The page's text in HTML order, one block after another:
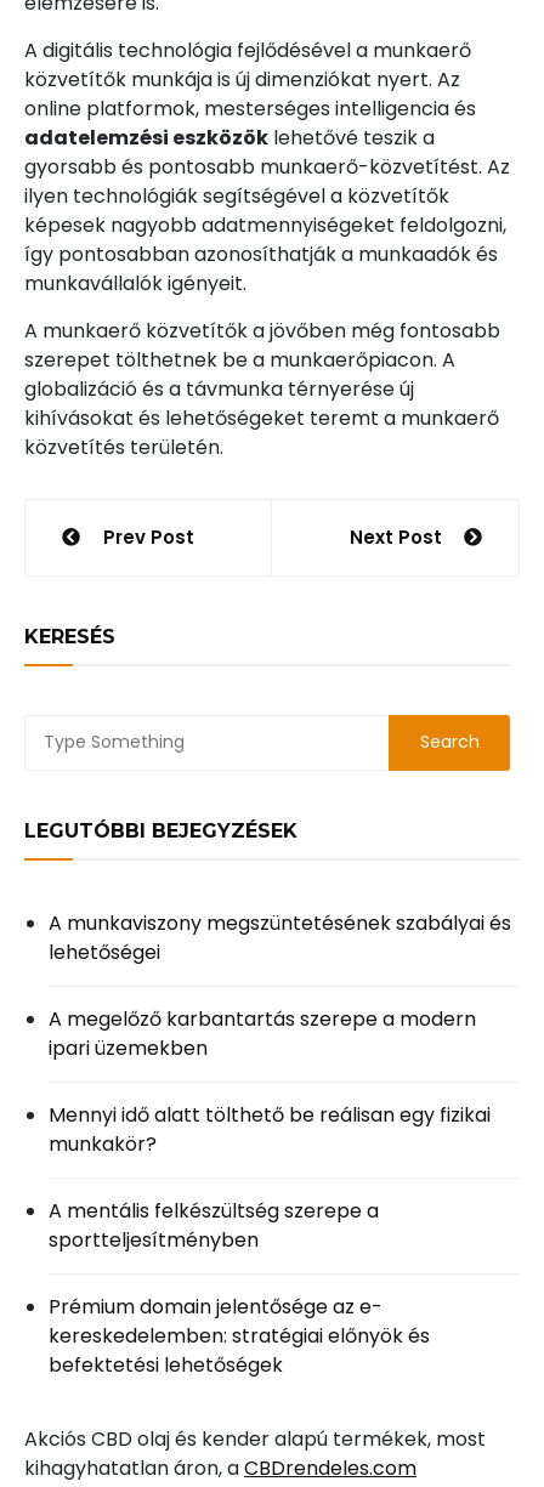
A digitális technológia fejlődésével a munkaerő
közvetítők munkája is új dimenziókat nyert. Az
online platformok, mesterséges intelligencia és
adatelemzési eszközök lehetővé teszik a
gyorsabb és pontosabb munkaerő-közvetítést. Az
ilyen technológiák segítségével a közvetítők
képesek nagyobb adatmennyiségeket feldolgozni,
így pontosabban azonosíthatják a munkaadók és
munkavállalók igényeit.
A munkaerő közvetítők a jövőben még fontosabb
szerepet tölthetnek be a munkaerőpiacon. A
globalizáció és a távmunka térnyerése új
kihívásokat és lehetőségeket teremt a munkaerő
közvetítés területén.
Bejegyzés
Prev Post Next Post
KERESÉS
LEGUTÓBBI BEJEGYZÉSEK
A munkaviszony megszüntetésének szabályai és
lehetőségei
A megelőző karbantartás szerepe a modern
ipari üzemekben
Mennyi idő alatt tölthető be reálisan egy fizikai
munkakör?
A mentális felkészültség szerepe a
sportteljesítményben
Prémium domain jelentősége az e-
kereskedelemben: stratégiai előnyök és
befektetési lehetőségek
Akciós CBD olaj és kender alapú termékek, most
kihagyhatatlan áron, aCBDrendeles.com